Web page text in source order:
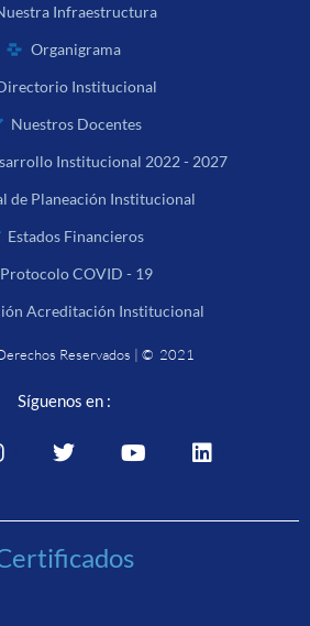
Infraestructura
Organigrama
Institucional
Nuestros Docentes
Institucional 2022 - 2027
de Planeación Institucional
Estados Financieros
Protocolo COVID - 19
Acreditación Institucional
Reservados | © 2021
Síguenos en :